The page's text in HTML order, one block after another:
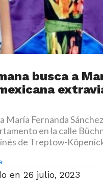
busca a
María Fernanda
en la calle
de Treptow-
en 26 julio, 2023